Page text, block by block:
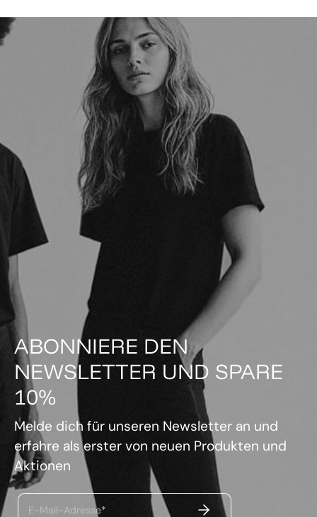
ABONNIERE DEN
NEWSLETTER UND SPARE
10%
Melde dich für unseren Newsletter an und
erfahre als erster von neuen Produkten und
Aktionen
E-Mail-Adresse* ABSENDEN